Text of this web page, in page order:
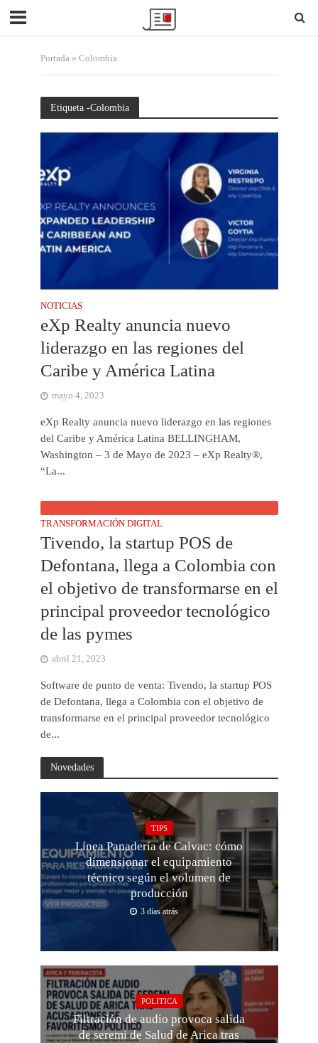
Portada» Colombia
Etiqueta -Colombia
NOTICIAS
eXp Realty anuncia nuevo
liderazgo en las regiones del
Caribe y América Latina
mayo 4, 2023
eXp Realty anuncia nuevo liderazgo en las regiones
del Caribe y América Latina BELLINGHAM,
Washington – 3 de Mayo de 2023 – eXp Realty®,
“La...
TRANSFORMACIÓN DIGITAL
Tivendo, la startup POS de
Defontana, llega a Colombia con
el objetivo de transformarse en el
principal proveedor tecnológico
de las pymes
abril 21, 2023
Software de punto de venta: Tivendo, la startup POS
de Defontana, llega a Colombia con el objetivo de
transformarse en el principal proveedor tecnológico
de...
Novedades
TIPS
Línea Panadería de Calvac: cómo
dimensionar el equipamiento
técnico según el volumen de
producción
3 días atrás
POLITICA
Filtración de audio provoca salida
de seremi de Salud de Arica tras